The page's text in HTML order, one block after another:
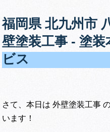
福岡県 北九州市
壁塗装工事 ‐ 塗
ビス
さて、本日は 外壁塗装工事
います！